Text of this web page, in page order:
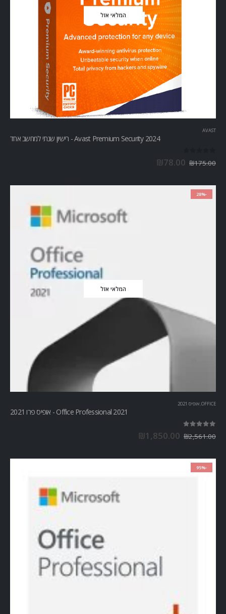
המלאי אזל
AVAST
Avast Premium Security 2024 - רישיון שנתי למחשב אחד
₪175.00
₪78.00
-28%
המלאי אזל
OFFICE
, אופיס 2021
Office Professional 2021 - אופיס פרו 2021
₪2,561.00
₪1,850.00
-95%